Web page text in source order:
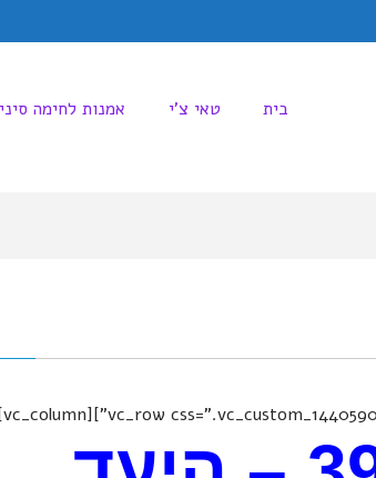
בית טאי צ'י אמנות לחימה
50px !important;}"][vc_column]